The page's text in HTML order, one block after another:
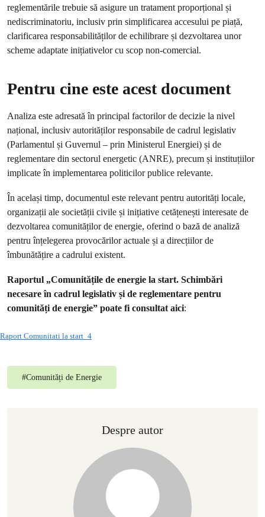
reglementările trebuie să asigure un tratament proporțional și
nediscriminatoriu, inclusiv prin simplificarea accesului pe piață,
clarificarea responsabilităților de echilibrare și dezvoltarea unor
scheme adaptate inițiativelor cu scop non-comercial.
Pentru cine este acest document
Analiza este adresată în principal factorilor de decizie la nivel
național, inclusiv autorităților responsabile de cadrul legislativ
(Parlamentul și Guvernul – prin Ministerul Energiei) și de
reglementare din sectorul energetic (ANRE), precum și instituțiilor
implicate în implementarea politicilor publice relevante.
În același timp, documentul este relevant pentru autorități locale,
organizații ale societății civile și inițiative cetățenești interesate de
dezvoltarea comunităților de energie, oferind o bază de analiză
pentru înțelegerea provocărilor actuale și a direcțiilor de
îmbunătățire a cadrului existent.
Raportul „Comunitățile de energie la start. Schimbări
necesare în cadrul legislativ și de reglementare pentru
comunități de energie” poate fi consultat aici:
Raport Comunitati la start_4
#Comunități de Energie
Despre autor